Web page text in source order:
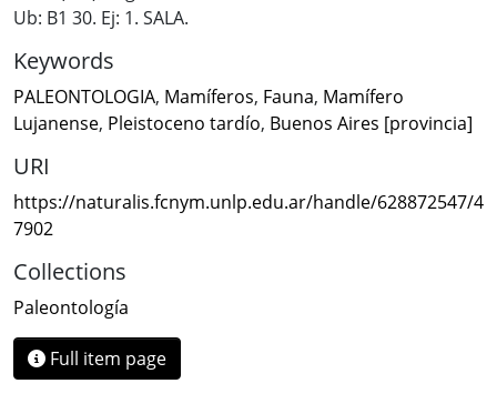
Ub: B1 30. Ej: 1. SALA.
Keywords
PALEONTOLOGIA, Mamíferos, Fauna, Mamífero
Lujanense, Pleistoceno tardío, Buenos Aires [provincia]
URI
https://naturalis.fcnym.unlp.edu.ar/handle/628872547/4
7902
Collections
Paleontología
Full item page